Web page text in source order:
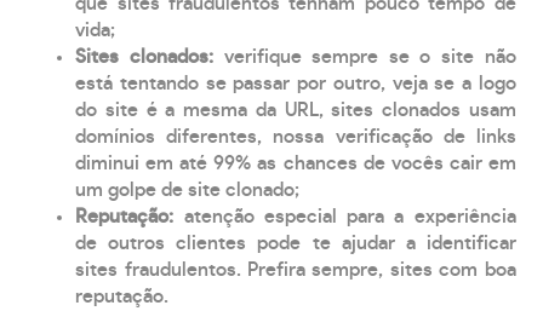
vida;
Sites clonados: verifique sempre se o site não
está tentando se passar por outro, veja se a logo
do site é a mesma da URL, sites clonados usam
domínios diferentes, nossa verificação de links
diminui em até 99% as chances de vocês cair em
um golpe de site clonado;
Reputação: atenção especial para a experiência
de outros clientes pode te ajudar a identificar
sites fraudulentos. Prefira sempre, sites com boa
reputação.